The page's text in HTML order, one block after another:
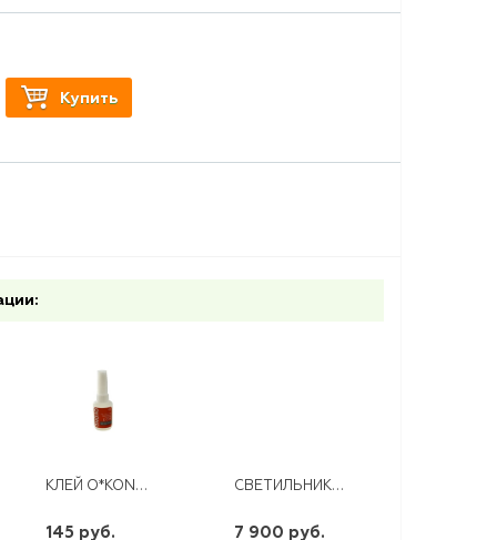
Купить
КЛЕЙ O*KONG 20ГР
145 руб.
СВЕТИЛЬНИК НАСТЕННО ПОТОЛОЧНЫЙ LE LED CLL ELIS 70W RGB
7 900 руб.